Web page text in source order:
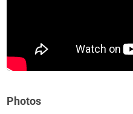
Photos